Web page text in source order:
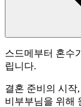
스드메부터 혼수
립니다.
결혼 준비의 시작
비부부님을 위해